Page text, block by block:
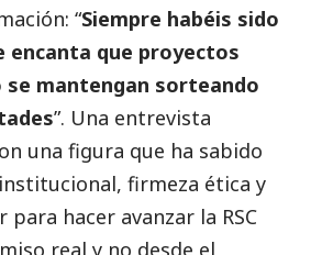
“Siempre habéis sido
encanta que proyectos
mantengan sorteando
”. Una entrevista
una figura que ha sabido
firmeza ética y
hacer avanzar la RSC
real y no desde el